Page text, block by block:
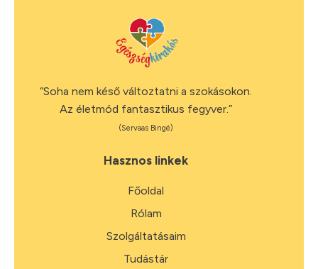
“Soha nem késő változtatni a szokásokon.
Az életmód fantasztikus fegyver.”
(Servaas Bingé)
Hasznos linkek
Főoldal
Rólam
Szolgáltatásaim
Tudástár